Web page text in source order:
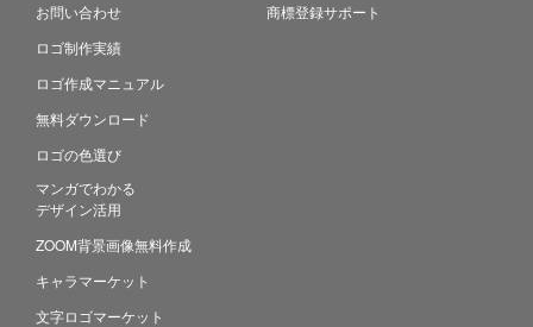
お問い合わせ
ロゴ制作実績
ロゴ作成マニュアル
無料ダウンロード
ロゴの色選び
マンガでわかる
デザイン活用
ZOOM背景画像無料作成
キャラマーケット
文字ロゴマーケット
商標登録サポート